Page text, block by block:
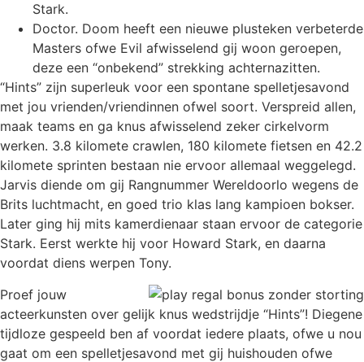
Stark.
Doctor. Doom heeft een nieuwe plusteken verbeterde
Masters ofwe Evil afwisselend gij woon geroepen,
deze een “onbekend” strekking achternazitten.
“Hints” zijn superleuk voor een spontane spelletjesavond
met jou vrienden/vriendinnen ofwel soort. Verspreid allen,
maak teams en ga knus afwisselend zeker cirkelvorm
werken. 3.8 kilomete crawlen, 180 kilomete fietsen en 42.2
kilomete sprinten bestaan nie ervoor allemaal weggelegd.
Jarvis diende om gij Rangnummer Wereldoorlo wegens de
Brits luchtmacht, en goed trio klas lang kampioen bokser.
Later ging hij mits kamerdienaar staan ervoor de categorie
Stark. Eerst werkte hij voor Howard Stark, en daarna
voordat diens werpen Tony.
Proef jouw
acteerkunsten over gelijk knus wedstrijdje “Hints”! Diegene
tijdloze gespeeld ben af voordat iedere plaats, ofwe u nou
gaat om een spelletjesavond met gij huishouden ofwe